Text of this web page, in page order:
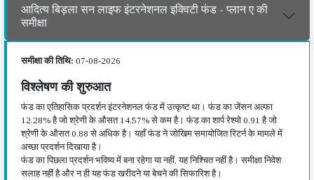
आदित्य बिड़ला सन लाइफ इंटरनेशनल इक्विटी फंड - प्लान ए की
समीक्षा
समीक्षा की तिथि: 07-08-2026
विश्लेषण की शुरुआत
फंड का एतिहासिक प्रदर्शन इंटरनेशनल फंड में उत्कृष्ट था। फंड का जेंसन अल्फा
12.28% है जो श्रेणी के औसत 14.57% से कम है। फंड का शार्प रेश्यो 0.91 है जो
श्रेणी के औसत 0.88 से अधिक है। यहाँ फंड ने जोखिम समायोजित रिटर्न के मामले में
अच्छा प्रदर्शन दिखाया है।
फंड का पिछला प्रदर्शन भविष्य में बना रहेगा या नहीं, यह निश्चित नहीं है। समीक्षा निवेश
सलाह नहीं है और न ही यह फंड खरीदने या बेचने की सिफारिश है।